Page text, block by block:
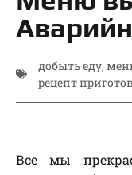
добыть еду,
рецепт
Все мы